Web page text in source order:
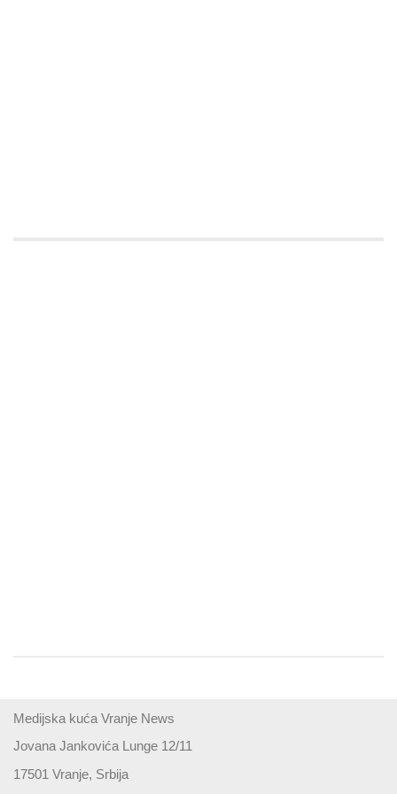
Medijska kuća Vranje News
Jovana Jankovića Lunge 12/11
17501 Vranje, Srbija